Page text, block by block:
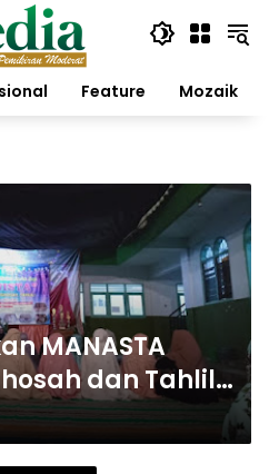
Feature Mozaik
MANASTA
dan Tahlil)
munajat